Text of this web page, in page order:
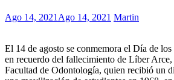
Ago 14, 2021 Ago 14, 2021 Martin
El 14 de agosto se conmemora el Día de
en recuerdo del fallecimiento de Líber Arce,
Facultad de Odontología, quien recibió un